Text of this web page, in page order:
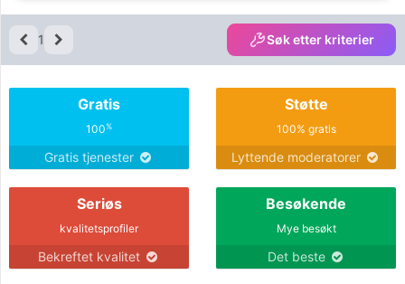
1 Søk etter kriterier
Gratis
100%
Gratis tjenester
Støtte
100% gratis
Lyttende moderatorer
Seriøs
kvalitetsprofiler
Bekreftet kvalitet
Besøkende
Mye besøkt
Det beste